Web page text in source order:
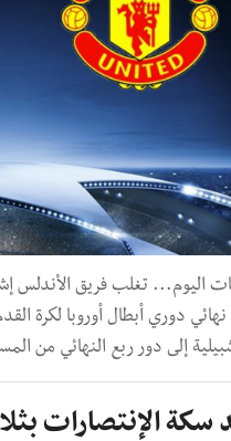
دوري أبطال أوروبا لكرة
إلى دور ربع النهائي من
الإنتصارات